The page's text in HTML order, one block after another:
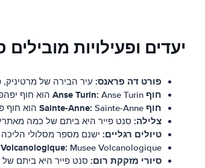
יעדים ופעילויות מובילים
פורט דה פראנס: עיר הבירה של מרטיניק,
חוף Anse Turin: Anse Turin הוא חוף יפהפה עם מים צלולים וחול לבן. זה מושלם לשחייה, שנורקלינג ומנוחה.
חוף Sainte-Anne: Sainte-Anne הוא חוף פופולרי עם מגוון רחב של פעילויות, כולל קיאקים, גלישת רוח ושייט.
צלילה: סנט פייר היא ביתם של כמה מאתרי
טיולים רגליים: ישנם מספר מסלולי
Musee Volcanologique הוא מוזיאון המוקדש לחקר הרי געש וההיסטוריה שלהם באיים הקריביים.
סיורי מזקקת רום: סנט פייר היא ביתם